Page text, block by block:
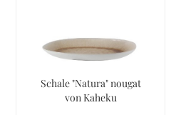
Schale "Natura" nougat
von Kaheku